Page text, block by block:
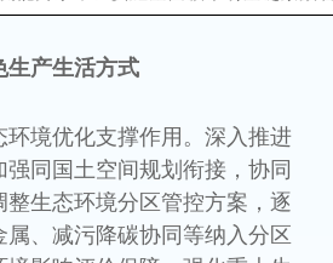
生产生活方式
环境优化支撑作用。深入推进
同国土空间规划衔接，协同
生态环境分区管控方案，逐
、减污降碳协同等纳入分区